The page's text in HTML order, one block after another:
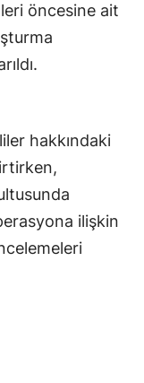
öncesine ait
hakkındaki
ilişkin